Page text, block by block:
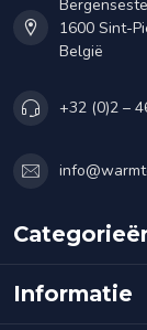
1600 Sint-
België
+32 (0)2 –
Informatie